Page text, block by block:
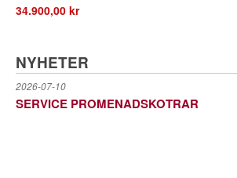
34.900,00 kr
NYHETER
2026-07-10
SERVICE PROMENADSKOTRAR